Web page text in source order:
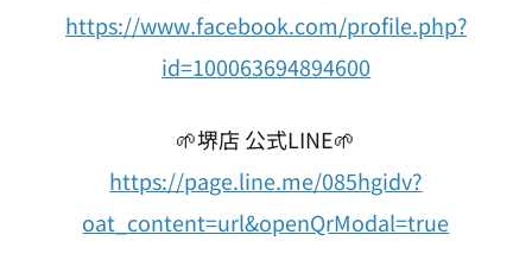
https://www.facebook.com/profile.php?
id=100063694894600
🌱堺店 公式LINE🌱
https://page.line.me/085hgidv?
oat_content=url&openQrModal=true